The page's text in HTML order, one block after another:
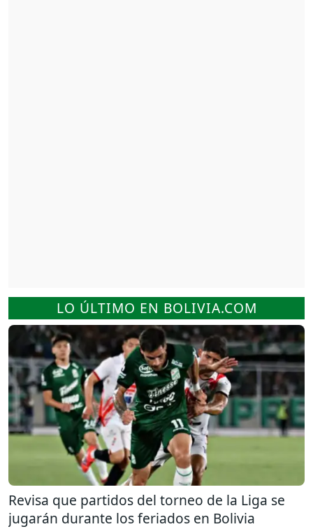
LO ÚLTIMO EN BOLIVIA.COM
Revisa que partidos del torneo de la Liga se
jugarán durante los feriados en Bolivia